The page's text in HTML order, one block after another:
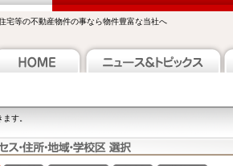
宅等の不動産物件の事なら物件豊富な当社へ
す。